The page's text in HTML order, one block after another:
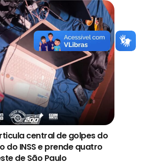
central de golpes do
do INSS e prende quatro
de São Paulo